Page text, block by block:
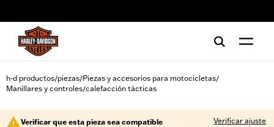
h-d productos/piezas/Piezas y accesorios para motocicletas/
Manillares y controles/calefacción tácticas
Verificar que esta pieza sea compatible Verificar ajuste